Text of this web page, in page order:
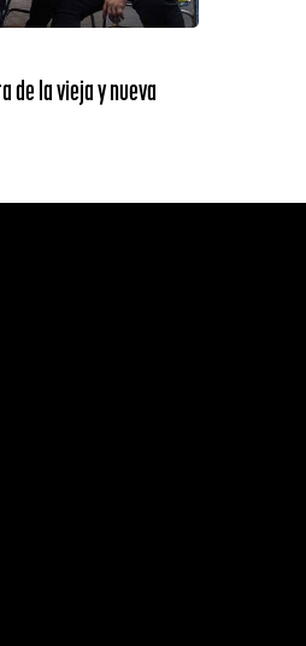
de la vieja y nueva